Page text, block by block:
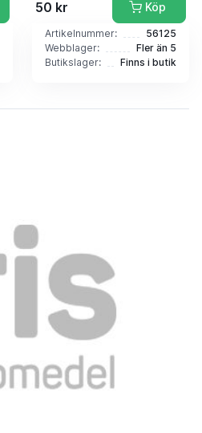
50 kr Köp
Artikelnummer:
56125
Webblager:
Fler än 5
Butikslager:
Finns i butik